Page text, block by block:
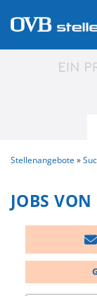
Stellenangebote
JOBS